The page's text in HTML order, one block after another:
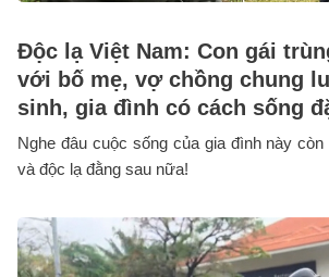
Độc lạ Việt Nam: Con gái
với bố mẹ, vợ chồng chung
sinh, gia đình có cách sống
Nghe đâu cuộc sống của gia đình này
và độc lạ đằng sau nữa!